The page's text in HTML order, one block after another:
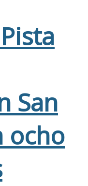
San
ocho